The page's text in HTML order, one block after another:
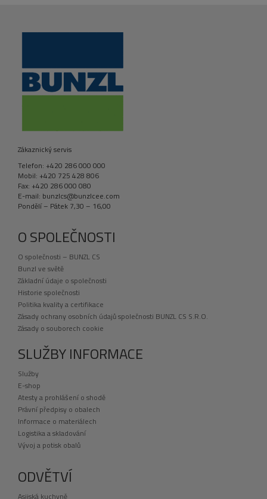
Zákaznický servis
Telefon: +420 286 000 000
Mobil: +420 725 428 806
Fax: +420 286 000 080
E-mail: bunzlcs@bunzlcee.com
Pondělí – Pátek 7,30 – 16,00
O SPOLEČNOSTI
O společnosti – BUNZL CS
Bunzl ve světě
Základní údaje o společnosti
Historie společnosti
Politika kvality a certifikace
Zásady ochrany osobních údajů společnosti BUNZL CS S.R.O.
Zásady o souborech cookie
SLUŽBY INFORMACE
Služby
E-shop
Atesty a prohlášení o shodě
Právní předpisy o obalech
Informace o materiálech
Logistika a skladování
Vývoj a potisk obalů
ODVĚTVÍ
Asijská kuchyně